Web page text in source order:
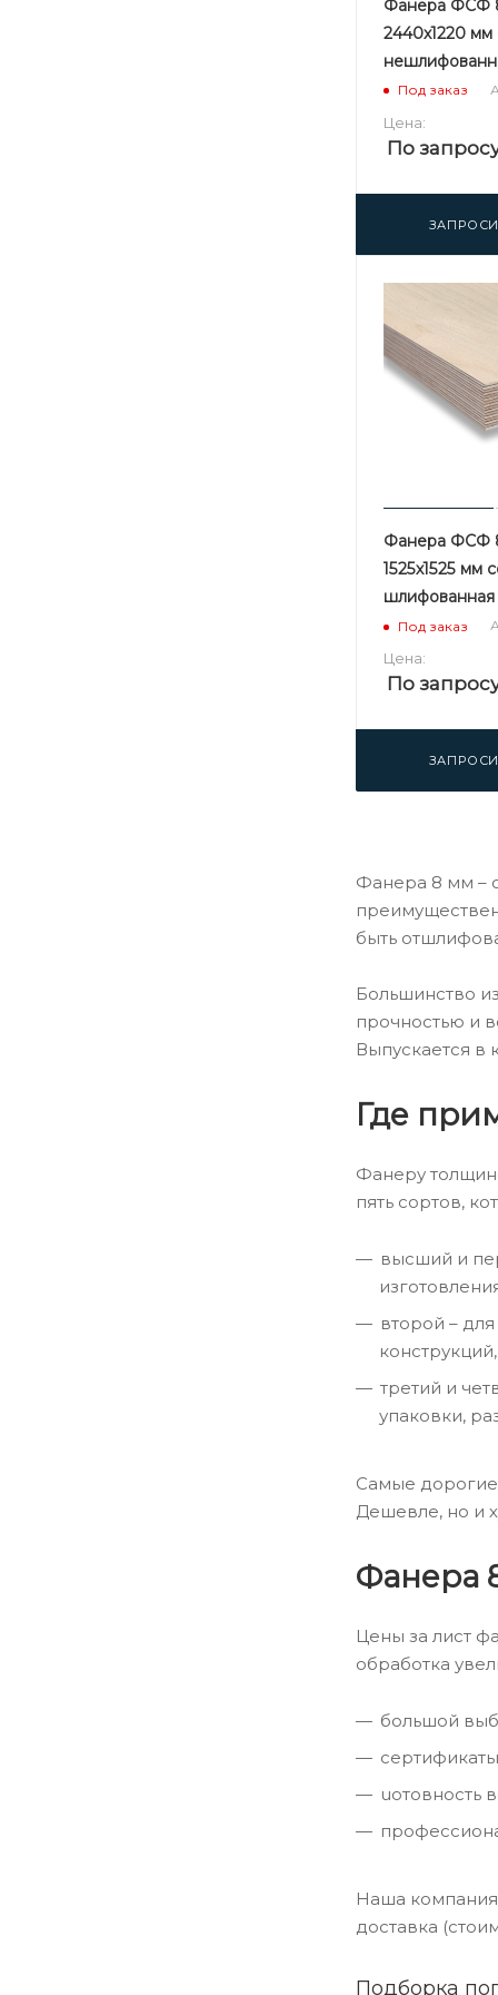
Фанера ФСФ
2440х1220 мм
Под заказ
Цена:
По
Фанера ФСФ
1525х1525 мм
шлифованная
Под заказ
Цена:
По
Фанера 8 мм –
быть
Большинство
прочностью и
Выпускается в
Где
Фанеру
пять сортов,
высший и
второй –
третий и
упаковки,
Самые дорогие
Дешевле, но и
Фанера
Цены за лист
обработка
большой
uотовность
Наша
доставка
Подборка